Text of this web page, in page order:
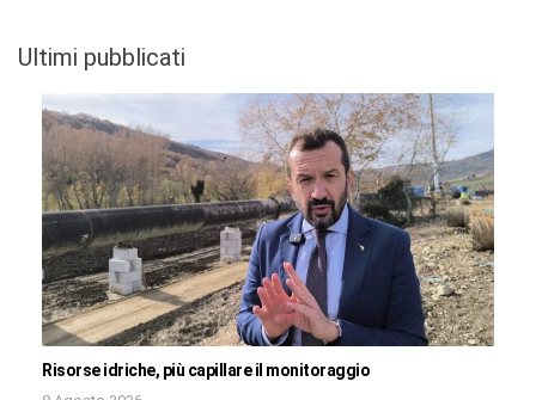
Ultimi pubblicati
Risorse idriche, più capillare il monitoraggio